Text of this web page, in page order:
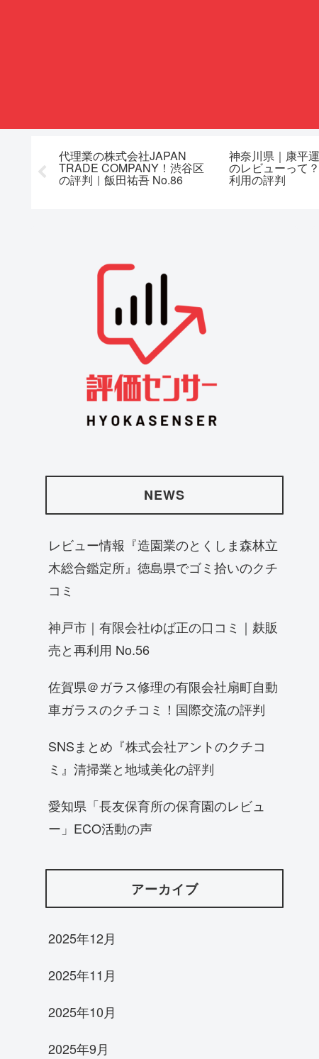
代理業の株式会社JAPAN
TRADE COMPANY！渋谷区
の評判｜飯田祐吾 No.86
神奈川県｜康平
のレビューって
利用の評判
NEWS
レビュー情報『造園業のとくしま森林立
木総合鑑定所』徳島県でゴミ拾いのクチ
コミ
神戸市｜有限会社ゆば正の口コミ｜麸販
売と再利用 No.56
佐賀県＠ガラス修理の有限会社扇町自動
車ガラスのクチコミ！国際交流の評判
SNSまとめ『株式会社アントのクチコ
ミ』清掃業と地域美化の評判
愛知県「長友保育所の保育園のレビュ
ー」ECO活動の声
アーカイブ
2025年12月
2025年11月
2025年10月
2025年9月